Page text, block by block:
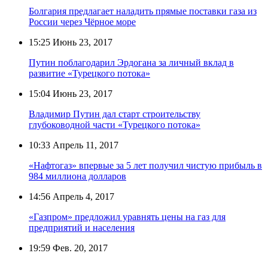
Болгария предлагает наладить прямые поставки газа из
России через Чёрное море
15:25 Июнь 23, 2017
Путин поблагодарил Эрдогана за личный вклад в
развитие «Турецкого потока»
15:04 Июнь 23, 2017
Владимир Путин дал старт строительству
глубоководной части «Турецкого потока»
10:33 Апрель 11, 2017
«Нафтогаз» впервые за 5 лет получил чистую прибыль в
984 миллиона долларов
14:56 Апрель 4, 2017
«Газпром» предложил уравнять цены на газ для
предприятий и населения
19:59 Фев. 20, 2017